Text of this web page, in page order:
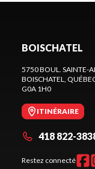
BOISCHATEL
5750 BOUL. SAINTE-
BOISCHATEL,
G0A 1H0
ITINÉRAIRE
418 822-
Restez connecté